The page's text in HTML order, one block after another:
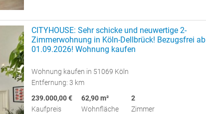
CITYHOUSE: Sehr schicke und neuwertige 2-
Zimmerwohnung in Köln-Dellbrück! Bezugsfrei ab
01.09.2026! Wohnung kaufen
Wohnung kaufen in 51069 Köln
Entfernung: 3 km
239.000,00 €
Kaufpreis
62,90 m²
Wohnfläche
2
Zimmer